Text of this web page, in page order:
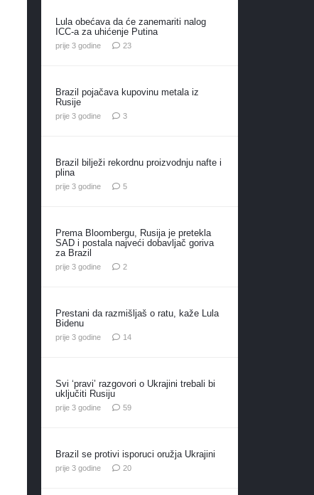
Lula obećava da će zanemariti nalog
ICC-a za uhićenje Putina
prije 3 godine 23komentara
Brazil pojačava kupovinu metala iz
Rusije
prije 3 godine 3komentara
Brazil bilježi rekordnu proizvodnju nafte i
plina
prije 3 godine 5komentara
Prema Bloombergu, Rusija je pretekla
SAD i postala najveći dobavljač goriva
za Brazil
prije 3 godine 2komentara
Prestani da razmišljaš o ratu, kaže Lula
Bidenu
prije 3 godine 14komentara
Svi ‘pravi’ razgovori o Ukrajini trebali bi
uključiti Rusiju
prije 3 godine 59komentara
Brazil se protivi isporuci oružja Ukrajini
prije 3 godine 20komentara